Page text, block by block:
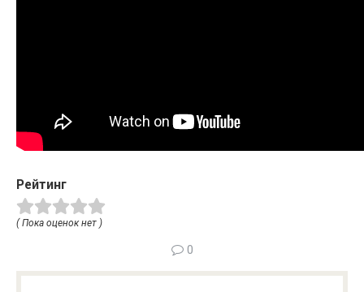
Рейтинг
( Пока оценок нет )
0